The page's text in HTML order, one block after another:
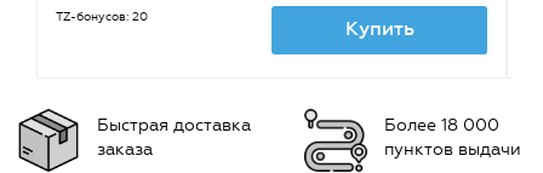
TZ-бонусов: 20 Купить
Быстрая доставка
заказа
Более 18 000
пунктов выдачи